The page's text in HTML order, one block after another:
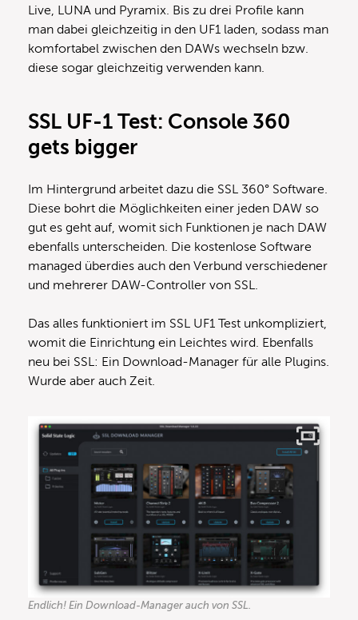
Live, LUNA und Pyramix. Bis zu drei Profile kann
man dabei gleichzeitig in den UF1 laden, sodass man
komfortabel zwischen den DAWs wechseln bzw.
diese sogar gleichzeitig verwenden kann.
SSL UF-1 Test: Console 360
gets bigger
Im Hintergrund arbeitet dazu die SSL 360° Software.
Diese bohrt die Möglichkeiten einer jeden DAW so
gut es geht auf, womit sich Funktionen je nach DAW
ebenfalls unterscheiden. Die kostenlose Software
managed überdies auch den Verbund verschiedener
und mehrerer DAW-Controller von SSL.
Das alles funktioniert im SSL UF1 Test unkompliziert,
womit die Einrichtung ein Leichtes wird. Ebenfalls
neu bei SSL: Ein Download-Manager für alle Plugins.
Wurde aber auch Zeit.
Endlich! Ein Download-Manager auch von SSL.